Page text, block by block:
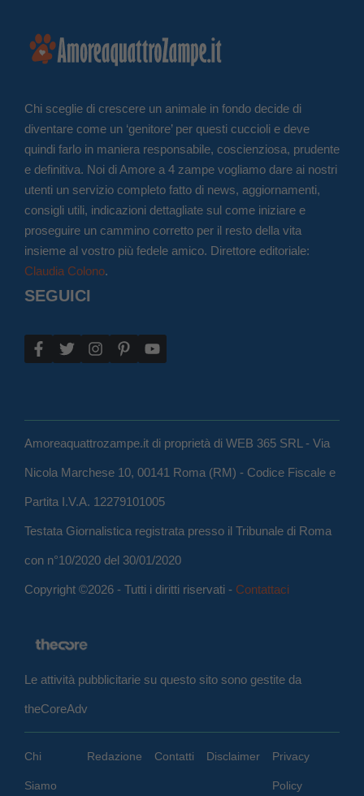
Chi sceglie di crescere un animale in fondo decide di
diventare come un ‘genitore’ per questi cuccioli e deve
quindi farlo in maniera responsabile, coscienziosa, prudente
e definitiva. Noi di Amore a 4 zampe vogliamo dare ai nostri
utenti un servizio completo fatto di news, aggiornamenti,
consigli utili, indicazioni dettagliate sul come iniziare e
proseguire un cammino corretto per il resto della vita
insieme al vostro più fedele amico. Direttore editoriale:
Claudia Colono.
SEGUICI
Amoreaquattrozampe.it di proprietà di WEB 365 SRL - Via
Nicola Marchese 10, 00141 Roma (RM) - Codice Fiscale e
Partita I.V.A. 12279101005
Testata Giornalistica registrata presso il Tribunale di Roma
con n°10/2020 del 30/01/2020
Copyright ©2026 - Tutti i diritti riservati - Contattaci
Le attività pubblicitarie su questo sito sono gestite da
theCoreAdv
Chi
Siamo
Redazione Contatti Disclaimer Privacy
Policy